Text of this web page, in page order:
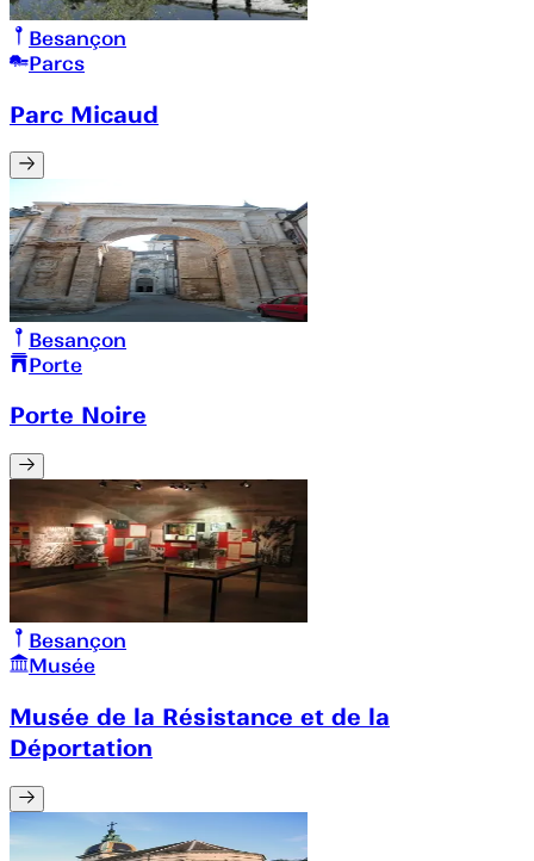
Besançon
Parcs
Parc Micaud
Besançon
Porte
Porte Noire
Besançon
Musée
Musée de la Résistance et de la
Déportation